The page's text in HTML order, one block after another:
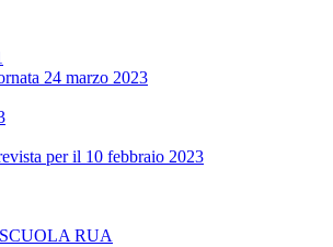
24 marzo 2023
per il 10 febbraio 2023
RUA